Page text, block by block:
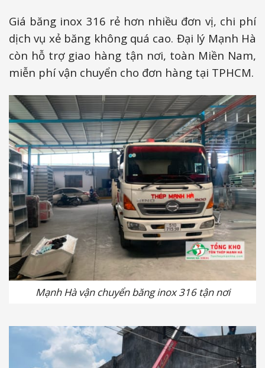
Giá băng inox 316 rẻ hơn nhiều đơn vị, chi phí
dịch vụ xẻ băng không quá cao. Đại lý Mạnh Hà
còn hỗ trợ giao hàng tận nơi, toàn Miền Nam,
miễn phí vận chuyển cho đơn hàng tại TPHCM.
Mạnh Hà vận chuyển băng inox 316 tận nơi